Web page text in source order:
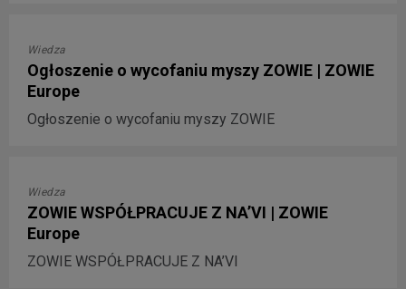
Wiedza
Ogłoszenie o wycofaniu myszy ZOWIE | ZOWIE
Europe
Ogłoszenie o wycofaniu myszy ZOWIE
Wiedza
ZOWIE WSPÓŁPRACUJE Z NA’VI | ZOWIE
Europe
ZOWIE WSPÓŁPRACUJE Z NA’VI